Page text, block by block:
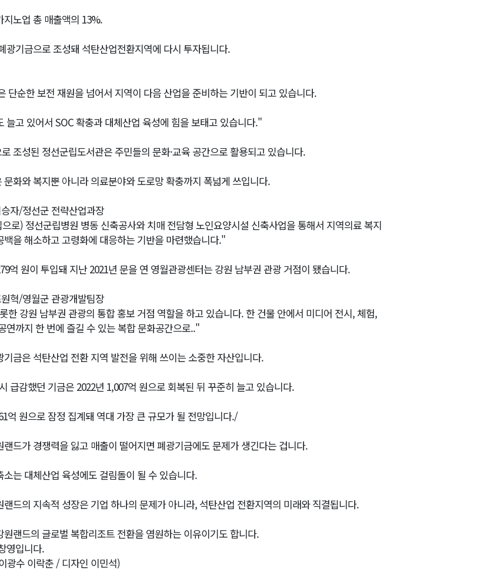
지노업 총 매출액의 13%.
광기금으로 조성돼 석탄산업전환지역에 다시 투자됩니다.
단순한 보전 재원을 넘어서 지역이 다음 산업을 준비하는 기반이 되고 있습니다.
늘고 있어서 SOC 확충과 대체산업 육성에 힘을 보태고 있습니다."
조성된 정선군립도서관은 주민들의 문화·교육 공간으로 활용되고 있습니다.
문화와 복지뿐 아니라 의료분야와 도로망 확충까지 폭넓게 쓰입니다.
자/정선군 전략산업과장
로) 정선군립병원 병동 신축공사와 치매 전담형 노인요양시설 신축사업을 통해서 지역의료 복지
백을 해소하고 고령화에 대응하는 기반을 마련했습니다."
억 원이 투입돼 지난 2021년 문을 연 영월관광센터는 강원 남부권 관광 거점이 됐습니다.
혁/영월군 관광개발팀장
한 강원 남부권 관광의 통합 홍보 거점 역할을 하고 있습니다. 한 건물 안에서 미디어 전시, 체험,
연까지 한 번에 즐길 수 있는 복합 문화공간으로.."
기금은 석탄산업 전환 지역 발전을 위해 쓰이는 소중한 자산입니다.
급감했던 기금은 2022년 1,007억 원으로 회복된 뒤 꾸준히 늘고 있습니다.
억 원으로 잠정 집계돼 역대 가장 큰 규모가 될 전망입니다./
랜드가 경쟁력을 잃고 매출이 떨어지면 폐광기금에도 문제가 생긴다는 겁니다.
소는 대체산업 육성에도 걸림돌이 될 수 있습니다.
랜드의 지속적 성장은 기업 하나의 문제가 아니라, 석탄산업 전환지역의 미래와 직결됩니다.
원랜드의 글로벌 복합리조트 전환을 염원하는 이유이기도 합니다.
영입니다.
광수 이락춘 / 디자인 이민석)